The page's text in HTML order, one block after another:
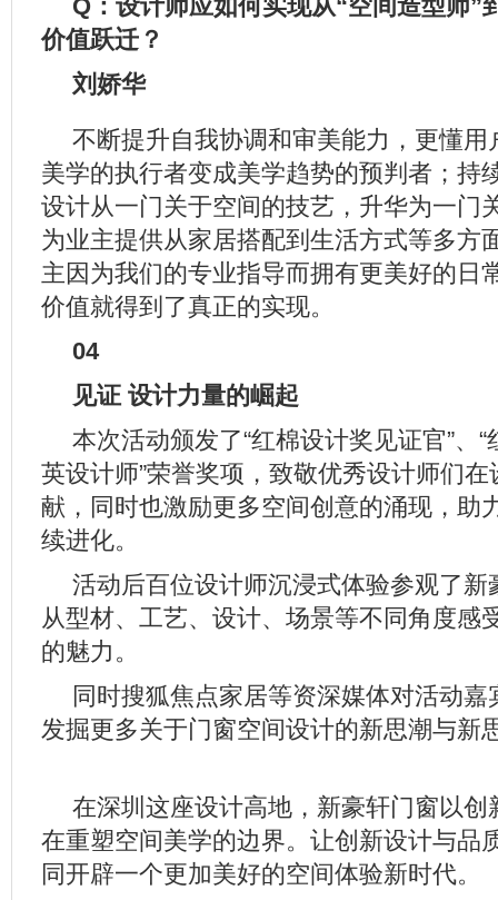
Q：设计师应如何实现从“空间造型师”
价值跃迁？
刘娇华
不断提升自我协调和审美能力，更懂用
美学的执行者变成美学趋势的预判者；持
设计从一门关于空间的技艺，升华为一门
为业主提供从家居搭配到生活方式等多方
主因为我们的专业指导而拥有更美好的日
价值就得到了真正的实现。
04
见证 设计力量的崛起
本次活动颁发了“红棉设计奖见证官”、
英设计师”荣誉奖项，致敬优秀设计师们
献，同时也激励更多空间创意的涌现，助
续进化。
活动后百位设计师沉浸式体验参观了新
从型材、工艺、设计、场景等不同角度感
的魅力。
同时搜狐焦点家居等资深媒体对活动
发掘更多关于门窗空间设计的新思潮与新
在深圳这座设计高地，新豪轩门窗以创
在重塑空间美学的边界。让创新设计与品
同开辟一个更加美好的空间体验新时代。